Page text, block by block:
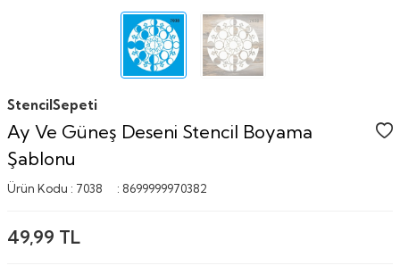
StencilSepeti
Ay Ve Güneş Deseni Stencil Boyama
Şablonu
Ürün Kodu : 7038 : 8699999970382
49,99 TL